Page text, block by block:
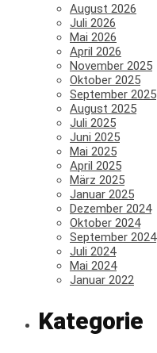
August 2026
Juli 2026
Mai 2026
April 2026
November 2025
Oktober 2025
September 2025
August 2025
Juli 2025
Juni 2025
Mai 2025
April 2025
März 2025
Januar 2025
Dezember 2024
Oktober 2024
September 2024
Juli 2024
Mai 2024
Januar 2022
Kategorie